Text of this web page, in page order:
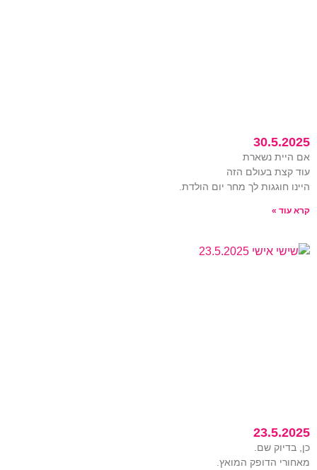
30.5.2025
אם היית נשארת
עוד קצת בעולם הזה
היינו חוגגות לך מחר יום הולדת.
קרא עוד »
23.5.2025
כן, בדיוק שם.
מאחורי הדופק המואץ.